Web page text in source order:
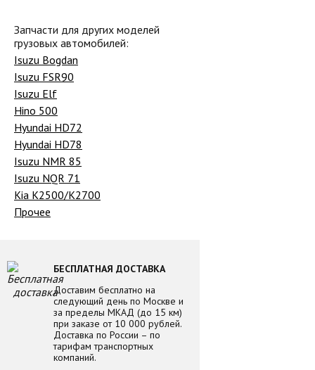
Запчасти для других моделей
грузовых автомобилей:
Isuzu Bogdan
Isuzu FSR90
Isuzu Elf
Hino 500
Hyundai HD72
Hyundai HD78
Isuzu NMR 85
Isuzu NQR 71
Kia K2500/K2700
Прочее
БЕСПЛАТНАЯ ДОСТАВКА
Доставим бесплатно на
следующий день по Москве и
за пределы МКАД (до 15 км)
при заказе от 10 000 рублей.
Доставка по России – по
тарифам транспортных
компаний.